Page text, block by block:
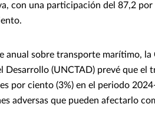
con una participación del 87,2
anual sobre transporte marítimo, la
Desarrollo (UNCTAD) prevé que
por ciento (3%) en el periodo
adversas que pueden afectarlo